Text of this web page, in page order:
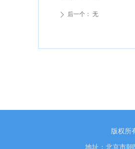
ꄲ 后一个： 无
版权所
地址：北京市